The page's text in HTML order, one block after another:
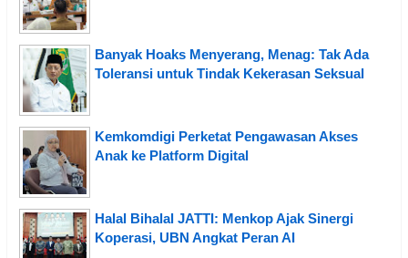
Banyak Hoaks Menyerang, Menag: Tak Ada
Toleransi untuk Tindak Kekerasan Seksual
Kemkomdigi Perketat Pengawasan Akses
Anak ke Platform Digital
Halal Bihalal JATTI: Menkop Ajak Sinergi
Koperasi, UBN Angkat Peran AI